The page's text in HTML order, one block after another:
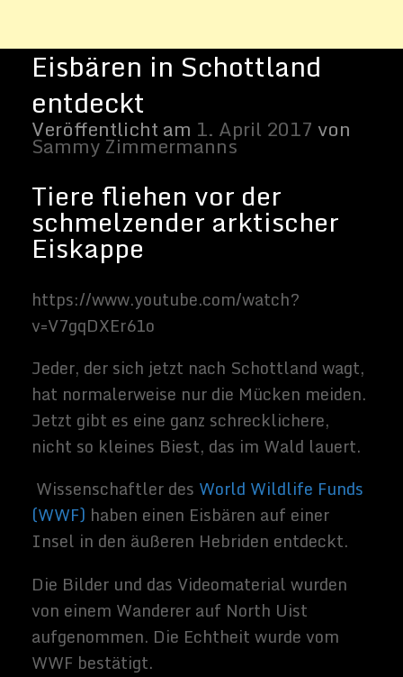
hat normalerweise nur die Mücken meiden.
Jetzt gibt es eine ganz schrecklichere,
nicht so kleines Biest, das im Wald lauert.
Wissenschaftler desWorld Wildlife Funds
(WWF) haben einen Eisbären auf einer
Insel in den äußeren Hebriden entdeckt.
Die Bilder und das Videomaterial wurden
von einem Wanderer auf North Uist
aufgenommen. Die Echtheit wurde vom
WWF bestätigt.
gezwungen gewesen sei, nach Süden zu
gehen, nachdem er sich auf einem
schmelzenden Eisboden, der von der
Die Datenverfolgung sprognostiziert, dass
mehr Eisbären in den kommenden Monaten
und Jahren den gleichen Weg folgen
werden, da die Eiskappe weiter abnimmt.
Grafik von WWF
Die Insel North Uist könnte bald eine
ganzen Kolonie von Eisbären beherbergen,
da es hier genügend Nahrung für die Tiere
gibt.
Wissenschaftler, dass, wenn die Insel
überfüllt wird, die Bären eines Tages nach
Süden nach Glasgow gehen könnten.
Eisbären, die fleischfressenden Mitglieder
der Bärenfamilie, würden wahrscheinlich in